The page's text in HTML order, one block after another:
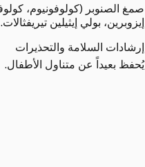
صمغ الصنوبر (كولوفونيوم،
إيزوبرين، بولي إيثيلين تيريفثالات.
إرشادات السلامة والتحذيرات
يُحفظ بعيداً عن متناول الأطفال.